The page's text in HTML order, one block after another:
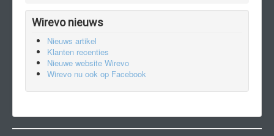
Wirevo nieuws
Nieuws artikel
Klanten recenties
Nieuwe website Wirevo
Wirevo nu ook op Facebook